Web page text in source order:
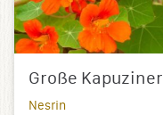
Große
Nesrin